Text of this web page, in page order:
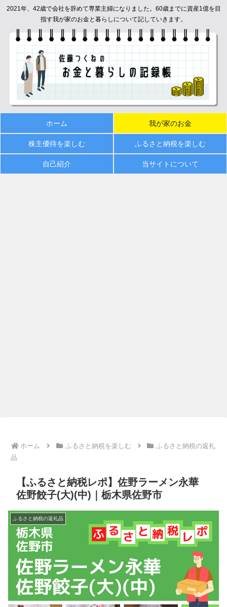
2021年、42歳で会社を辞めて専業主婦になりました。60歳までに資産1億を目
指す我が家のお金と暮らしについて記していきます。
ホーム 我が家のお金
株主優待を楽しむ ふるさと納税を楽しむ
自己紹介 当サイトについて
ホーム ふるさと納税を楽しむ
ふるさと納税の返礼
品
【ふるさと納税レポ】佐野ラーメン永華
佐野餃子(大)(中)｜栃木県佐野市
ふるさと納税の返礼品